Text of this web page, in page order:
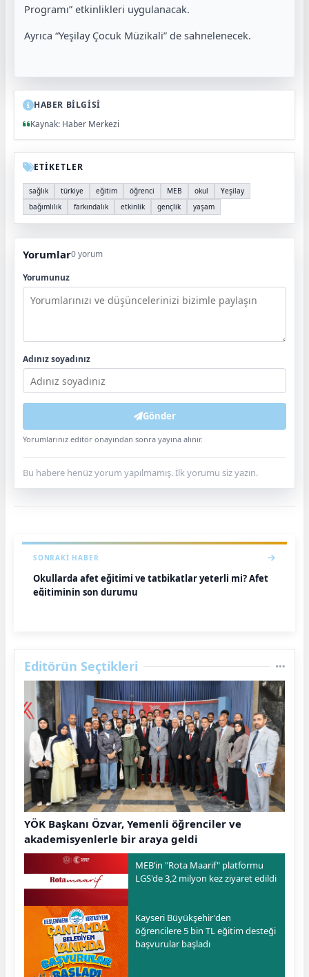
Programı” etkinlikleri uygulanacak.
Ayrıca “Yeşilay Çocuk Müzikali” de sahnelenecek.
HABER BİLGİSİ
Kaynak: Haber Merkezi
ETİKETLER
sağlık türkiye eğitim öğrenci MEB okul
Yeşilay
bağımlılık
farkındalık etkinlik gençlik yaşam
Yorumlar0 yorum
Yorumunuz
Adınız soyadınız
Gönder
Yorumlarınız editör onayından sonra yayına alınır.
Bu habere henüz yorum yapılmamış. İlk yorumu siz yazın.
SONRAKI HABER
Okullarda afet eğitimi ve tatbikatlar yeterli mi? Afet
eğitiminin son durumu
Editörün Seçtikleri
YÖK Başkanı Özvar, Yemenli öğrenciler ve
akademisyenlerle bir araya geldi
MEB’in "Rota Maarif" platformu
LGS'de 3,2 milyon kez ziyaret edildi
Kayseri Büyükşehir'den
öğrencilere 5 bin TL eğitim desteği
başvurular başladı